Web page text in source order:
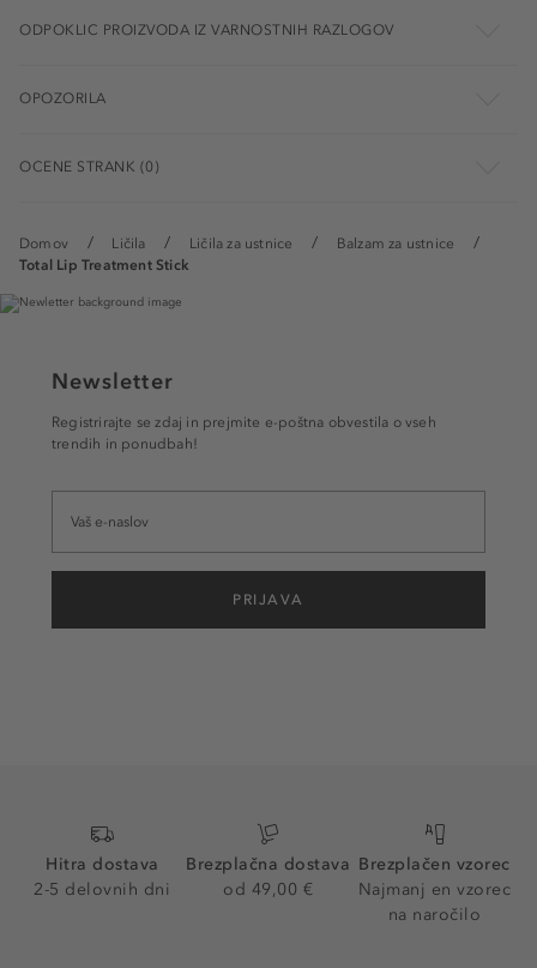
Domov Ličila Ličila za ustnice
Balzam za ustnice
Total Lip Treatment Stick
ODPOKLIC PROIZVODA IZ VARNOSTNIH RAZLOGOV
OPOZORILA
OCENE STRANK (0)
Newsletter
Registrirajte se zdaj in prejmite e-poštna obvestila o vseh
trendih in ponudbah!
PRIJAVA
Hitra dostava
2-5 delovnih dni
Brezplačna dostava
od 49,00 €
Brezplačen vzorec
Najmanj en vzorec
na naročilo